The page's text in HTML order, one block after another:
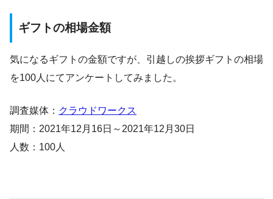
ギフトの相場金額
気になるギフトの金額ですが、引越しの挨拶ギフトの相場
を100人にてアンケートしてみました。
調査媒体： クラウドワークス
期間：2021年12月16日～2021年12月30日
人数：100人